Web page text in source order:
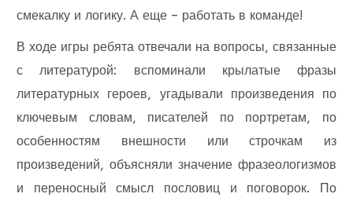
смекалку и логику. А еще – работать в команде!
В ходе игры ребята отвечали на вопросы, связанные
с литературой: вспоминали крылатые фразы
литературных героев, угадывали произведения по
ключевым словам, писателей по портретам, по
особенностям внешности или строчкам из
произведений, объясняли значение фразеологизмов
и переносный смысл пословиц и поговорок. По